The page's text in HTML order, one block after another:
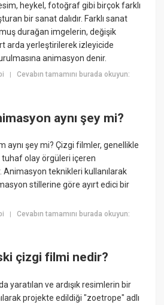
heykel, fotoğraf gibi birçok farklı
bir sanat dalıdır. Farklı sanat
durağan imgelerin, değişik
arda yerleştirilerek izleyicide
animasyon denir.
|Cevabın tamamını burada okuyun:
aynı şey mi?
aynı şey mi? Çizgi filmler, genellikle
tuhaf olay örgüleri içeren
teknikleri kullanılarak
stillerine göre ayırt edici bir
|Cevabın tamamını burada okuyun:
çizgi filmi nedir?
yaratılan ve ardışık resimlerin bir
projekte edildiği "zoetrope" adlı